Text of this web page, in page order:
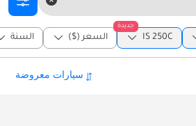
جديدة
IS 250C السعر ($) السنة